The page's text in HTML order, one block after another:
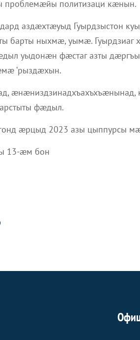
проблемæйы политизаци кæнын.
аздæхтæуыд Гуырдзыстон
барты ныхмæ, уымæ. Гуырдзиаг
уыдонæн фæстаг азты
‘рыздæхын.
æнæниздзинадхъахъхъæнынад,
фæдыл.
æрцыд 2023 азы цыппурсы
13-æм бон